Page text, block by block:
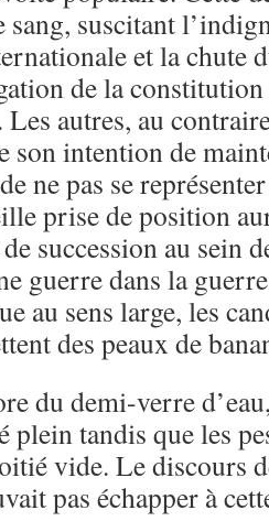
sang, suscitant
et la chute
de la
Les autres, au
son intention de
ne pas se
prise de position
succession au sein
guerre dans la
au sens large, les
des peaux de
du demi-verre
plein tandis que les
vide. Le discours
pas échapper à